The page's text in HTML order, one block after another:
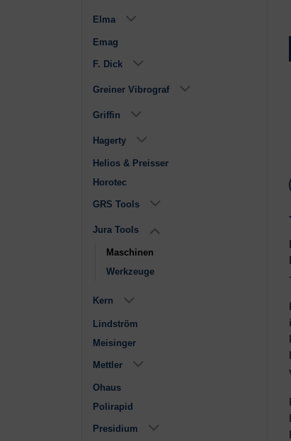
Elma
Emag
F. Dick
Greiner Vibrograf
Griffin
Hagerty
Helios & Preisser
Horotec
GRS Tools
Jura Tools
Maschinen
Werkzeuge
Kern
Lindström
Meisinger
Mettler
Ohaus
Polirapid
Presidium